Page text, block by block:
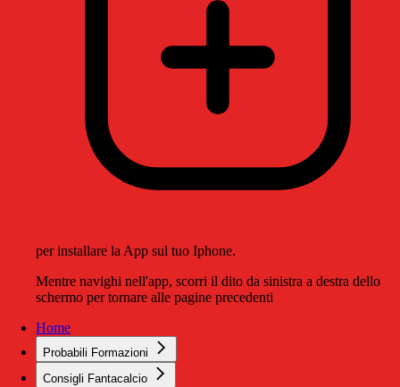
per installare la App sul tuo Iphone.
Mentre navighi nell'app, scorri il dito da sinistra a destra dello
schermo per tornare alle pagine precedenti
Home
Probabili Formazioni
Consigli Fantacalcio